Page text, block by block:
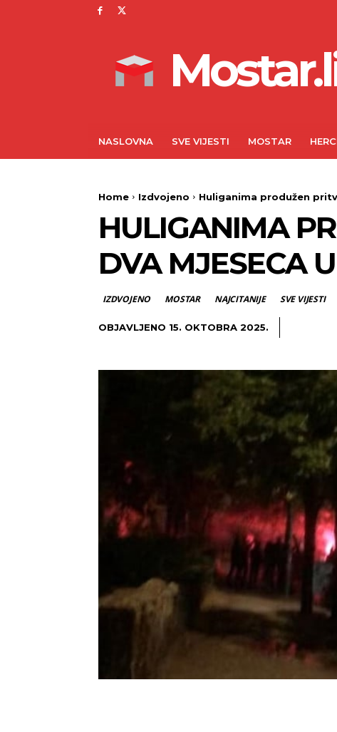
NASLOVNA SVE VIJESTI MOSTAR
Home Izdvojeno Huliganima produžen
HULIGANIMA
DVA MJESECA
IZDVOJENO MOSTAR NAJCITANIJE SVE VIJESTI
OBJAVLJENO 15. OKTOBRA 2025.